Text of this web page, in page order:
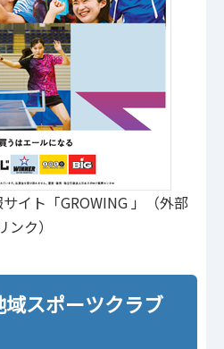
イト「GROWING 」（外部
ンク）
スポーツクラブ